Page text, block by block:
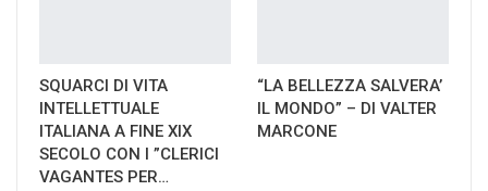
SQUARCI DI VITA
INTELLETTUALE
ITALIANA A FINE XIX
SECOLO CON I ”CLERICI
VAGANTES PER…
“LA BELLEZZA SALVERA’
IL MONDO” – DI VALTER
MARCONE